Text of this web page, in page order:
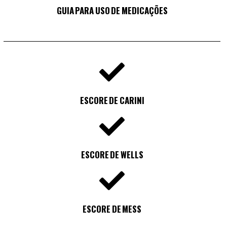
GUIA PARA USO DE MEDICAÇÕES
ESCORE DE CARINI
ESCORE DE WELLS
ESCORE DE MESS